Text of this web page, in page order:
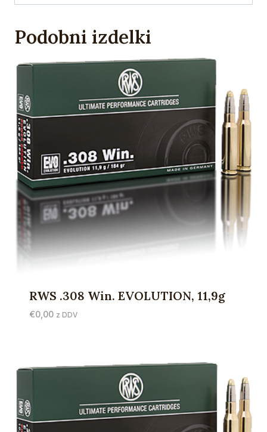
Podobni izdelki
RWS .308 Win. EVOLUTION, 11,9g
€0,00 z DDV